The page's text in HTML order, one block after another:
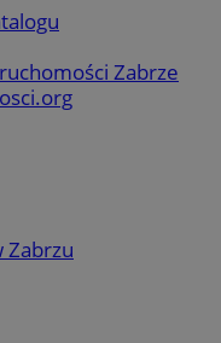
Zabrze
Zabrzu